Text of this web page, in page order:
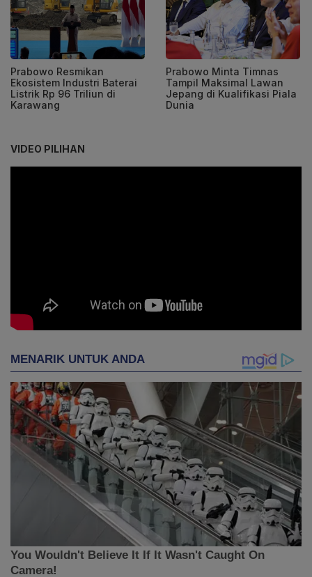
Prabowo Resmikan
Ekosistem Industri Baterai
Listrik Rp 96 Triliun di
Karawang
Prabowo Minta Timnas
Tampil Maksimal Lawan
Jepang di Kualifikasi Piala
Dunia
VIDEO PILIHAN